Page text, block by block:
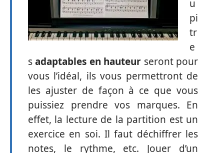
u
pi
tr
e
sadaptables en hauteur seront pour
vous l’idéal, ils vous permettront de
les ajuster de façon à ce que vous
puissiez prendre vos marques. En
effet, la lecture de la partition est un
exercice en soi. Il faut déchiffrer les
notes, le rythme, etc. Jouer d’un